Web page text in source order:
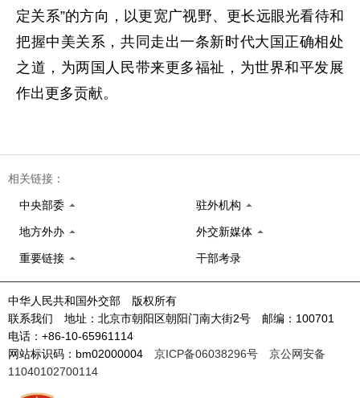
定关系”的方向，以更宽广视野、更长远眼光看待和
把握中美关系，共同走出一条新时代大国正确相处
之道，为两国人民带来更多福祉，为世界和平发展
作出更多贡献。
相关链接：
中央部委 驻外机构
地方外办 外交新媒体
重要链接 干部考录
中华人民共和国外交部 版权所有
联系我们 地址：北京市朝阳区朝阳门南大街2号 邮编：100701
电话：+86-10-65961114
网站标识码：bm02000004 京ICP备06038296号
京公网安备
11040102700114